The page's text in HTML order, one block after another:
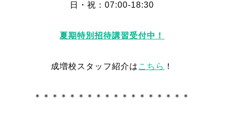
日・祝：07:00-18:30
夏期特別招待講習受付中！
成増校スタッフ紹介は こちら ！
＊＊＊＊＊＊＊＊＊＊＊＊＊＊＊＊＊＊